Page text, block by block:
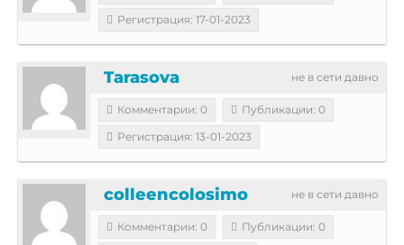
Регистрация: 17-01-2023
не в сети давно
Tarasova
Комментарии: 0
Публикации: 0
Регистрация: 13-01-2023
не в сети давно
colleencolosimo
Комментарии: 0
Публикации: 0